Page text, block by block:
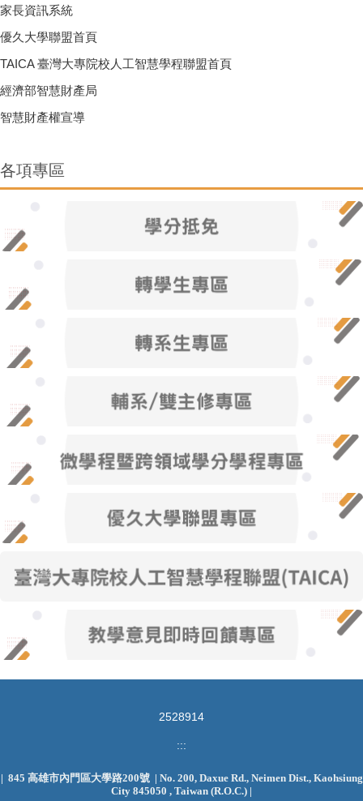
家長資訊系統
優久大學聯盟首頁
TAICA 臺灣大專院校人工智慧學程聯盟首頁
經濟部智慧財產局
智慧財產權宣導
各項專區
2528914
:::
| 845 高雄市內門區大學路200號 | No. 200, Daxue Rd., Neimen Dist., Kaohsiung
City 845050 , Taiwan (R.O.C.)